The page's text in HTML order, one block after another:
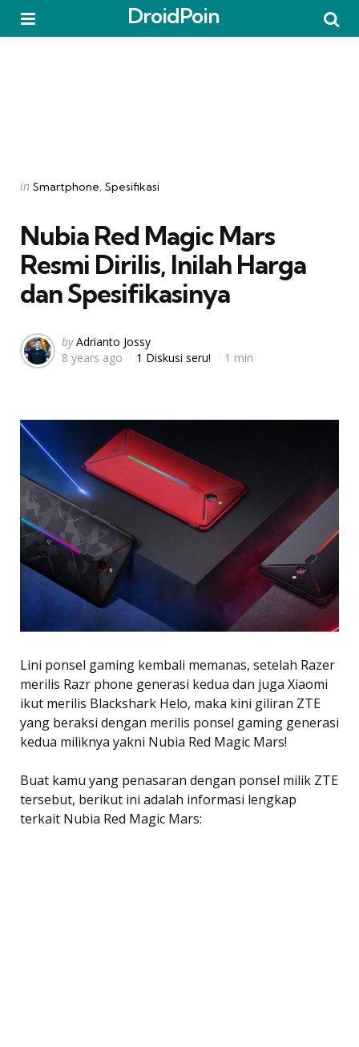
DroidPoin
Categories
Posted
in Smartphone Spesifikasi
Nubia Red Magic Mars
Resmi Dirilis, Inilah Harga
dan Spesifikasinya
Posted
by
by Adrianto Jossy
8 years ago
1 Diskusi seru! 1 min
Lini ponsel gaming kembali memanas, setelah Razer
merilis Razr phone generasi kedua dan juga Xiaomi
ikut merilis Blackshark Helo, maka kini giliran ZTE
yang beraksi dengan merilis ponsel gaming generasi
kedua miliknya yakni Nubia Red Magic Mars!
Buat kamu yang penasaran dengan ponsel milik ZTE
tersebut, berikut ini adalah informasi lengkap
terkait Nubia Red Magic Mars: